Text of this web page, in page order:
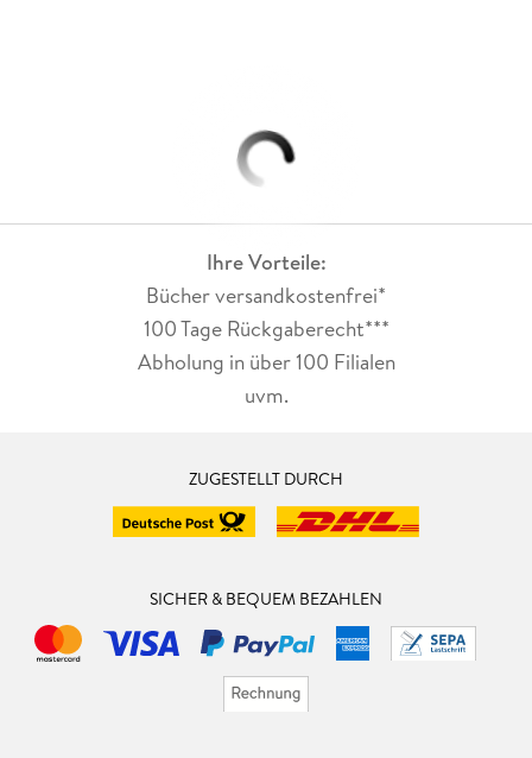
Ihre Vorteile:
Bücher versandkostenfrei*
100 Tage Rückgaberecht***
Abholung in über 100 Filialen
uvm.
ZUGESTELLT DURCH
SICHER & BEQUEM BEZAHLEN